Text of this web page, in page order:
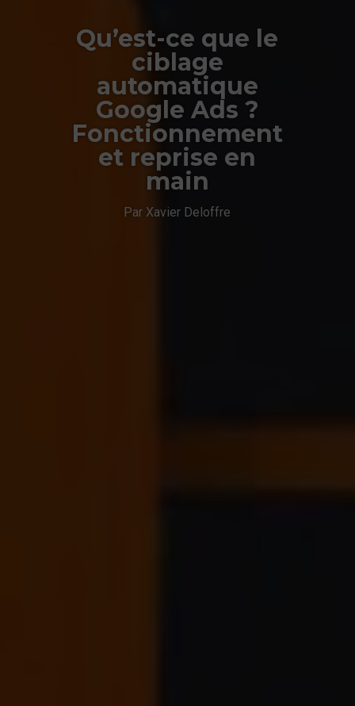
Qu’est-ce que le
ciblage
automatique
Google Ads ?
Fonctionnement
et reprise en
main
Par Xavier Deloffre